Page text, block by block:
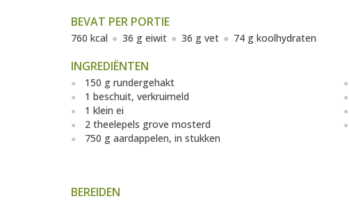
BEVAT PER PORTIE
760 kcal 36 g eiwit 36 g vet 74 g koolhydraten
INGREDIËNTEN
150 g rundergehakt
1 beschuit, verkruimeld
1 klein ei
2 theelepels grove mosterd
750 g aardappelen, in stukken
BEREIDEN